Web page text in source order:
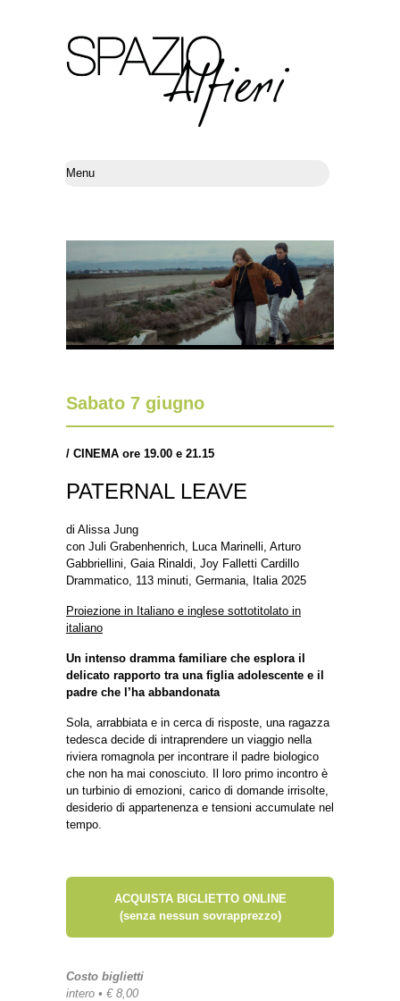
Sabato 7 giugno
/ CINEMA ore 19.00 e 21.15
PATERNAL LEAVE
di Alissa Jung
con Juli Grabenhenrich, Luca Marinelli, Arturo
Gabbriellini, Gaia Rinaldi, Joy Falletti Cardillo
Drammatico, 113 minuti, Germania, Italia 2025
Proiezione in Italiano e inglese sottotitolato in
italiano
Un intenso dramma familiare che esplora il
delicato rapporto tra una figlia adolescente e il
padre che l’ha abbandonata
Sola, arrabbiata e in cerca di risposte, una ragazza
tedesca decide di intraprendere un viaggio nella
riviera romagnola per incontrare il padre biologico
che non ha mai conosciuto. Il loro primo incontro è
un turbinio di emozioni, carico di domande irrisolte,
desiderio di appartenenza e tensioni accumulate nel
tempo.
ACQUISTA BIGLIETTO ONLINE
(senza nessun sovrapprezzo)
Costo biglietti
intero • € 8,00